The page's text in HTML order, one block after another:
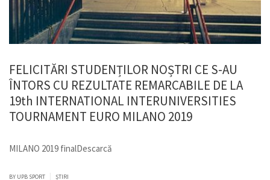
FELICITĂRI STUDENȚILOR NOȘTRI CE S-AU
ÎNTORS CU REZULTATE REMARCABILE DE LA
19th INTERNATIONAL INTERUNIVERSITIES
TOURNAMENT EURO MILANO 2019
MILANO 2019 finalDescarcă
BY UPB SPORT ȘTIRI